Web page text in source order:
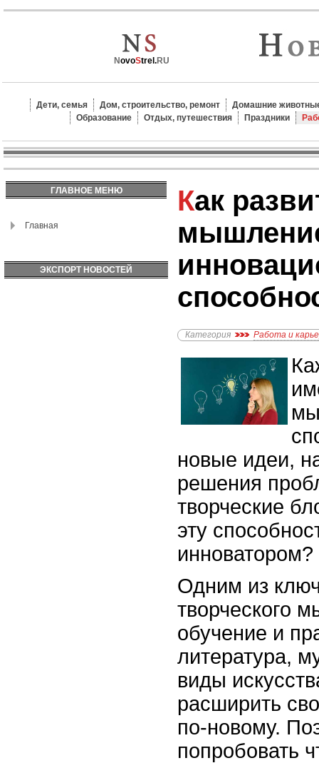
NovoStrel.RU
Дети, семья Дом, строительство, ремонт
Домашние
Образование
Отдых, путешествия Праздники
ГЛАВНОЕ МЕНЮ
Главная
ЭКСПОРТ НОВОСТЕЙ
Как развить творческое
Категория Работа и
новые идеи,
решения
творческие
эту
инноватором?
Одним из
творческого
обучение и
литература,
виды
расширить
по-новому.
попробовать